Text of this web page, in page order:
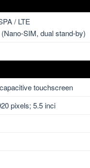
/ LTE
SIM, dual stand-by)
touchscreen
pixels; 5.5 inci